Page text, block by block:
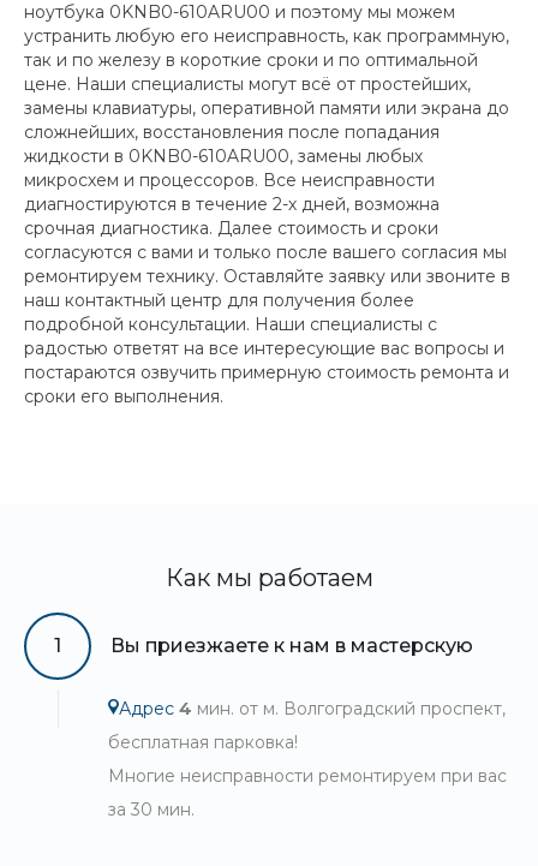
ноутбука 0KNB0-610ARU00 и поэтому мы можем
устранить любую его неисправность, как программную,
так и по железу в короткие сроки и по оптимальной
цене. Наши специалисты могут всё от простейших,
замены клавиатуры, оперативной памяти или экрана до
сложнейших, восстановления после попадания
жидкости в 0KNB0-610ARU00, замены любых
микросхем и процессоров. Все неисправности
диагностируются в течение 2-х дней, возможна
срочная диагностика. Далее стоимость и сроки
согласуются с вами и только после вашего согласия мы
ремонтируем технику. Оставляйте заявку или звоните в
наш контактный центр для получения более
подробной консультации. Наши специалисты с
радостью ответят на все интересующие вас вопросы и
постараются озвучить примерную стоимость ремонта и
сроки его выполнения.
Как мы работаем
1 Вы приезжаете к нам в мастерскую
Адрес 4 мин. от м. Волгоградский проспект,
бесплатная парковка!
Многие неисправности ремонтируем при вас
за 30 мин.